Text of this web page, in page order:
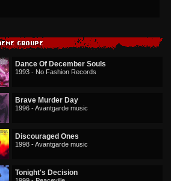
Dance Of December Souls
1993 - No Fashion Records
Brave Murder Day
1996 - Avantgarde music
Discouraged Ones
1998 - Avantgarde music
Tonight's Decision